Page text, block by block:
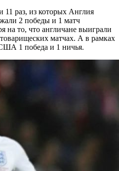
раз, из которых Англия
2 победы и 1 матч
на то, что англичане выиграли
матчах. А в рамках
1 победа и 1 ничья.